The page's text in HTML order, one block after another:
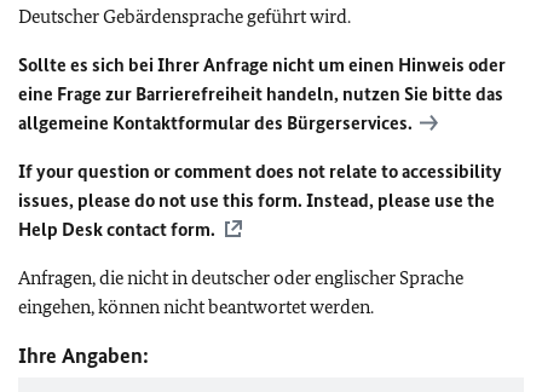
Deutscher Gebärdensprache geführt wird.
Sollte es sich bei Ihrer Anfrage nicht um einen Hinweis oder
eine Frage zur Barrierefreiheit handeln, nutzen Sie bitte das
allgemeine Kontaktformular des Bürgerservices.
If your question or comment does not relate to accessibility
issues, please do not use this form. Instead, please use the
Help Desk contact form.
Anfragen, die nicht in deutscher oder englischer Sprache
eingehen, können nicht beantwortet werden.
Ihre Angaben: